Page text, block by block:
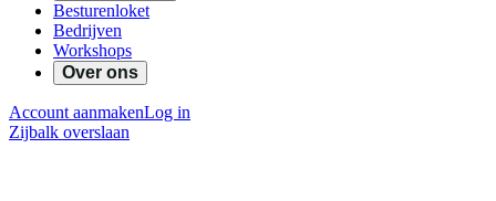
Besturenloket
Bedrijven
Workshops
Over ons
Account aanmakenLog in
Zijbalk overslaan